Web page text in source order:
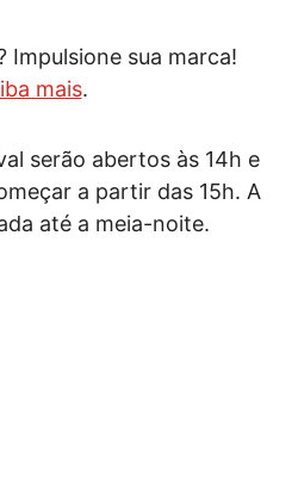
Impulsione sua marca!
mais.
serão abertos às 14h e
a partir das 15h. A
até a meia-noite.